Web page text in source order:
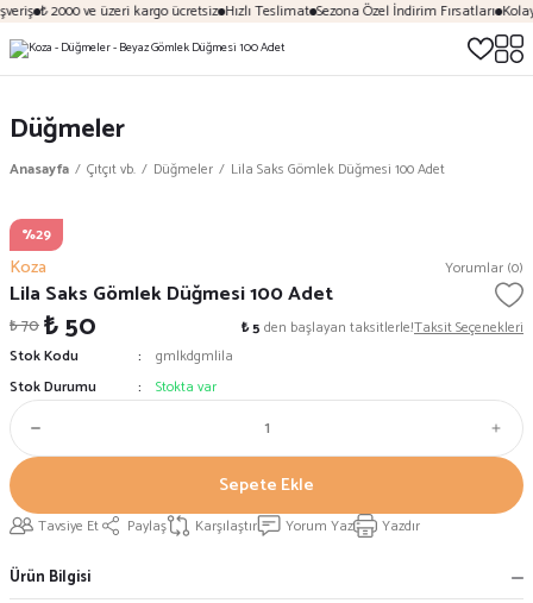
₺ 2000 ve üzeri kargo ücretsiz Hızlı Teslimat Sezona Özel İndirim Fırsatları
Düğmeler
Anasayfa Çıtçıt vb. Düğmeler Lila Saks Gömlek Düğmesi 100 Adet
%29
Koza Yorumlar (0)
Lila Saks Gömlek Düğmesi 100 Adet
₺ 70₺ 50 ₺ 5 den başlayan taksitlerle!Taksit Seçenekleri
Stok Kodu
gmlkdgmlila
Stok Durumu
Stokta var
Sepete Ekle
Tavsiye Et Paylaş Karşılaştır Yorum Yaz Yazdır
Ürün Bilgisi